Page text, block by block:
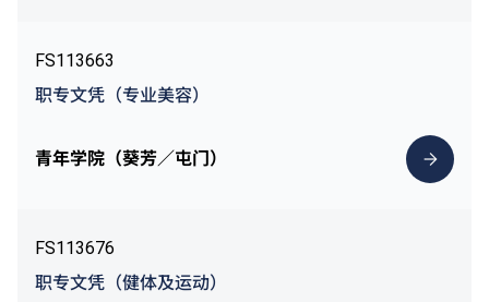
FS113663
职专文凭（专业美容）
青年学院（葵芳／屯门）
FS113676
职专文凭（健体及运动）